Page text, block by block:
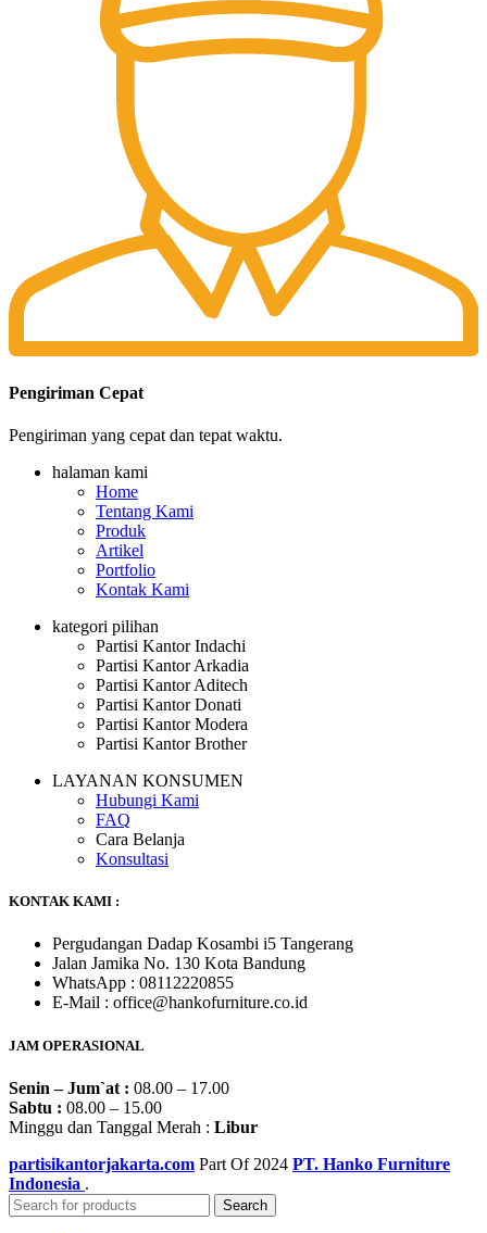
Pengiriman Cepat
Pengiriman yang cepat dan tepat waktu.
halaman kami
Home
Tentang Kami
Produk
Artikel
Portfolio
Kontak Kami
kategori pilihan
Partisi Kantor Indachi
Partisi Kantor Arkadia
Partisi Kantor Aditech
Partisi Kantor Donati
Partisi Kantor Modera
Partisi Kantor Brother
LAYANAN KONSUMEN
Hubungi Kami
FAQ
Cara Belanja
Konsultasi
KONTAK KAMI :
Pergudangan Dadap Kosambi i5 Tangerang
Jalan Jamika No. 130 Kota Bandung
WhatsApp : 08112220855
E-Mail : office@hankofurniture.co.id
JAM OPERASIONAL
Senin – Jum`at : 08.00 – 17.00
Sabtu : 08.00 – 15.00
Minggu dan Tanggal Merah : Libur
partisikantorjakarta.com Part Of 2024 PT. Hanko Furniture
Indonesia .
Search